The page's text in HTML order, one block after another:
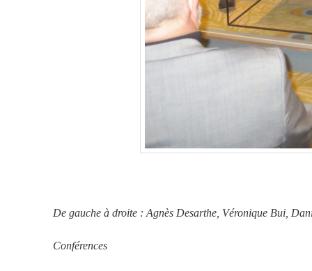
De gauche à droite : Agnès Desarthe, Véronique Bui,
Conférences